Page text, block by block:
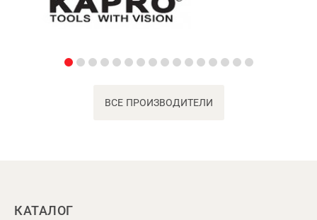
ВСЕ ПРОИЗВОДИТЕЛИ
КАТАЛОГ